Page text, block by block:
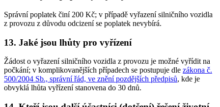
Správní poplatek činí 200 Kč; v případě vyřazení silničního vozidla
z provozu z důvodu odcizení se poplatek nevybírá.
13. Jaké jsou lhůty pro vyřízení
Žádost o vyřazení silničního vozidla z provozu je možné vyřídit na
počkání; v komplikovanějších případech se postupuje dle zákona č.
500/2004 Sb., správní řád, ve znění pozdějších předpisů, kde je
obvyklá lhůta vyřízení stanovena do 30 dnů.